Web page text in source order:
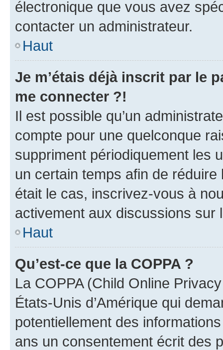
électronique que vous avez
contacter un administrateur.
Haut
Je m’étais déjà inscrit par le
me connecter ?!
Il est possible qu’un
compte pour une quelconque
suppriment périodiquement les
un certain temps afin de
était le cas, inscrivez-vous à
activement aux discussions sur
Haut
Qu’est-ce que la COPPA ?
La COPPA (Child Online
États-Unis d’Amérique qui
potentiellement des
ans un consentement écrit des